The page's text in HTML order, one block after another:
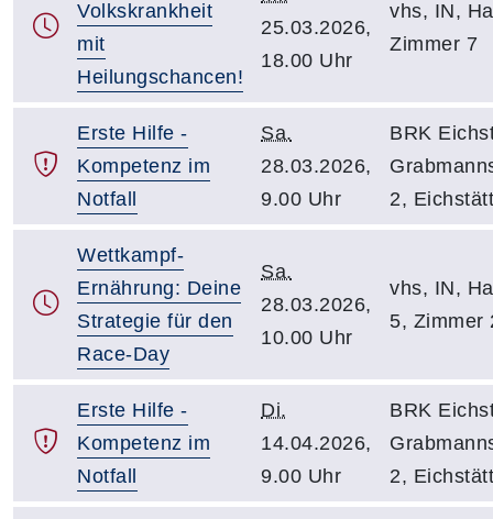
Volkskrankheit
mit
Heilungschancen!
25.03.2026,
18.00 Uhr
vhs, IN,
Zimmer 7
Erste Hilfe -
Kompetenz im
Notfall
Sa.
28.03.2026,
9.00 Uhr
BRK
2, Eichstätt
Wettkampf-
Ernährung: Deine
Strategie für den
Race-Day
Sa.
28.03.2026,
10.00 Uhr
vhs, IN,
5, Zimmer
Erste Hilfe -
Kompetenz im
Notfall
Di.
14.04.2026,
9.00 Uhr
BRK
2, Eichstätt